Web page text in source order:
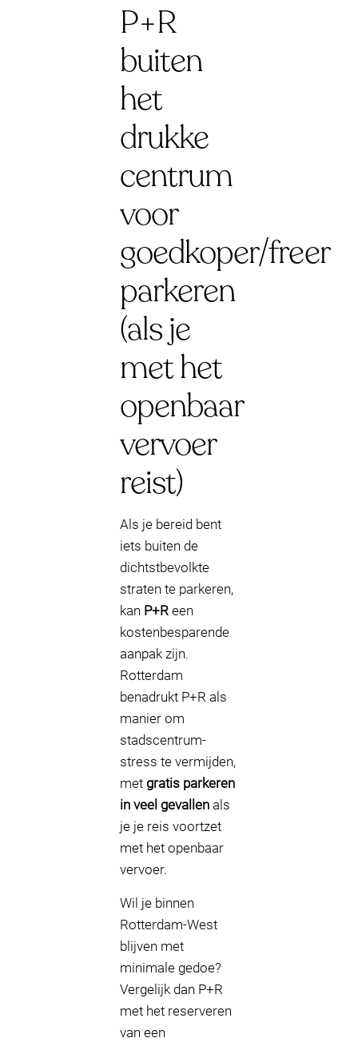
P+R
buiten
het
drukke
centrum
voor
goedkoper/freer
parkeren
(als je
met het
openbaar
vervoer
reist)
Als je bereid bent
iets buiten de
dichtstbevolkte
straten te parkeren,
kan P+R een
kostenbesparende
aanpak zijn.
Rotterdam
benadrukt P+R als
manier om
stadscentrum-
stress te vermijden,
met gratis parkeren
in veel gevallen als
je je reis voortzet
met het openbaar
vervoer.
Wil je binnen
Rotterdam-West
blijven met
minimale gedoe?
Vergelijk dan P+R
met het reserveren
van een